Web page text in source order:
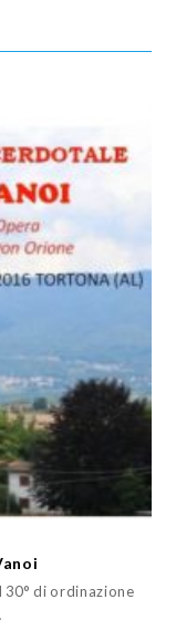
di ordinazione